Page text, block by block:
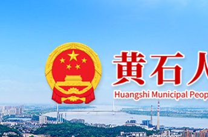
黄石市人民代表大